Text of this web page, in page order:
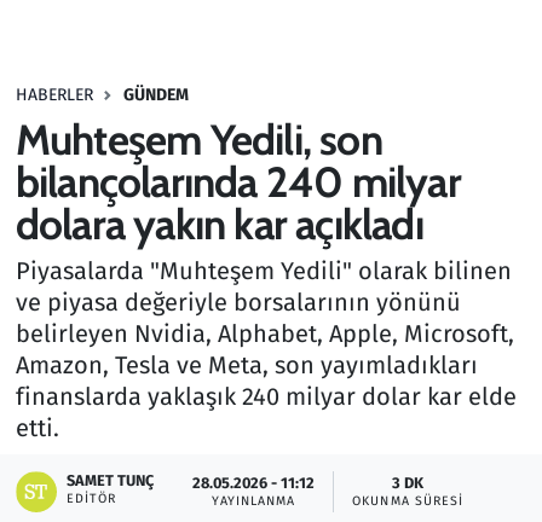
HABERLER GÜNDEM
Muhteşem Yedili, son
bilançolarında 240 milyar
dolara yakın kar açıkladı
Piyasalarda "Muhteşem Yedili" olarak bilinen
ve piyasa değeriyle borsalarının yönünü
belirleyen Nvidia, Alphabet, Apple, Microsoft,
Amazon, Tesla ve Meta, son yayımladıkları
finanslarda yaklaşık 240 milyar dolar kar elde
etti.
SAMET TUNÇ
EDITÖR
28.05.2026 - 11:12
YAYINLANMA
3 DK
OKUNMA SÜRESI
Haber
Kültür Sanat
Kurumsal Haberler
Lezzet Durağı
Memur ve Kamu
Otomobil
Oyun